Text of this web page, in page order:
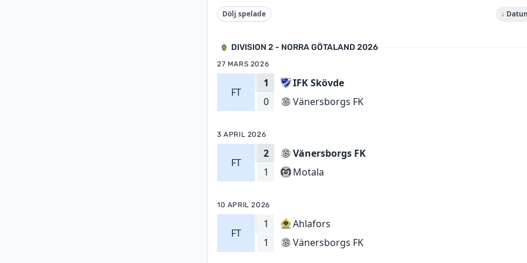
Dölj spelade ↓
DIVISION 2 - NORRA GÖTALAND 2026
27 MARS 2026
FT
1
0
IFK Skövde
Vänersborgs FK
3 APRIL 2026
FT
2
1
Vänersborgs FK
Motala
10 APRIL 2026
FT
1
1
Ahlafors
Vänersborgs FK